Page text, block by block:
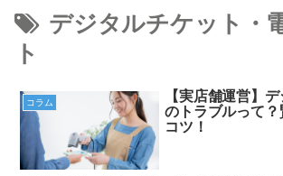
デジタルチケット・
ト
コラム
【実店舗運営】
のトラブルって
コツ！